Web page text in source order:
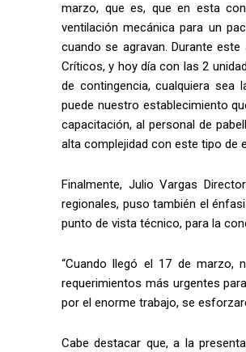
marzo, que es, que en esta
ventilación mecánica para un
cuando se agravan. Durante
Críticos, y hoy día con las 2
de contingencia, cualquiera sea
puede nuestro establecimiento
capacitación, al personal de
alta complejidad con este tipo de
Finalmente, Julio Vargas
regionales, puso también el
punto de vista técnico, para la
“Cuando llegó el 17 de marzo,
requerimientos más urgentes
por el enorme trabajo, se
Cabe destacar que, a la